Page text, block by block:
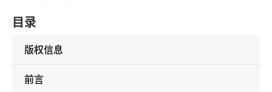
目录
版权信息
前言